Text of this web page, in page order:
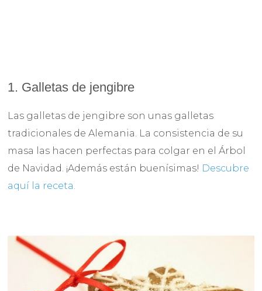
1. Galletas de jengibre
Las galletas de jengibre son unas galletas
tradicionales de Alemania. La consistencia de su
masa las hacen perfectas para colgar en el Árbol
de Navidad. ¡Además están buenísimas! Descubre
aquí la receta.